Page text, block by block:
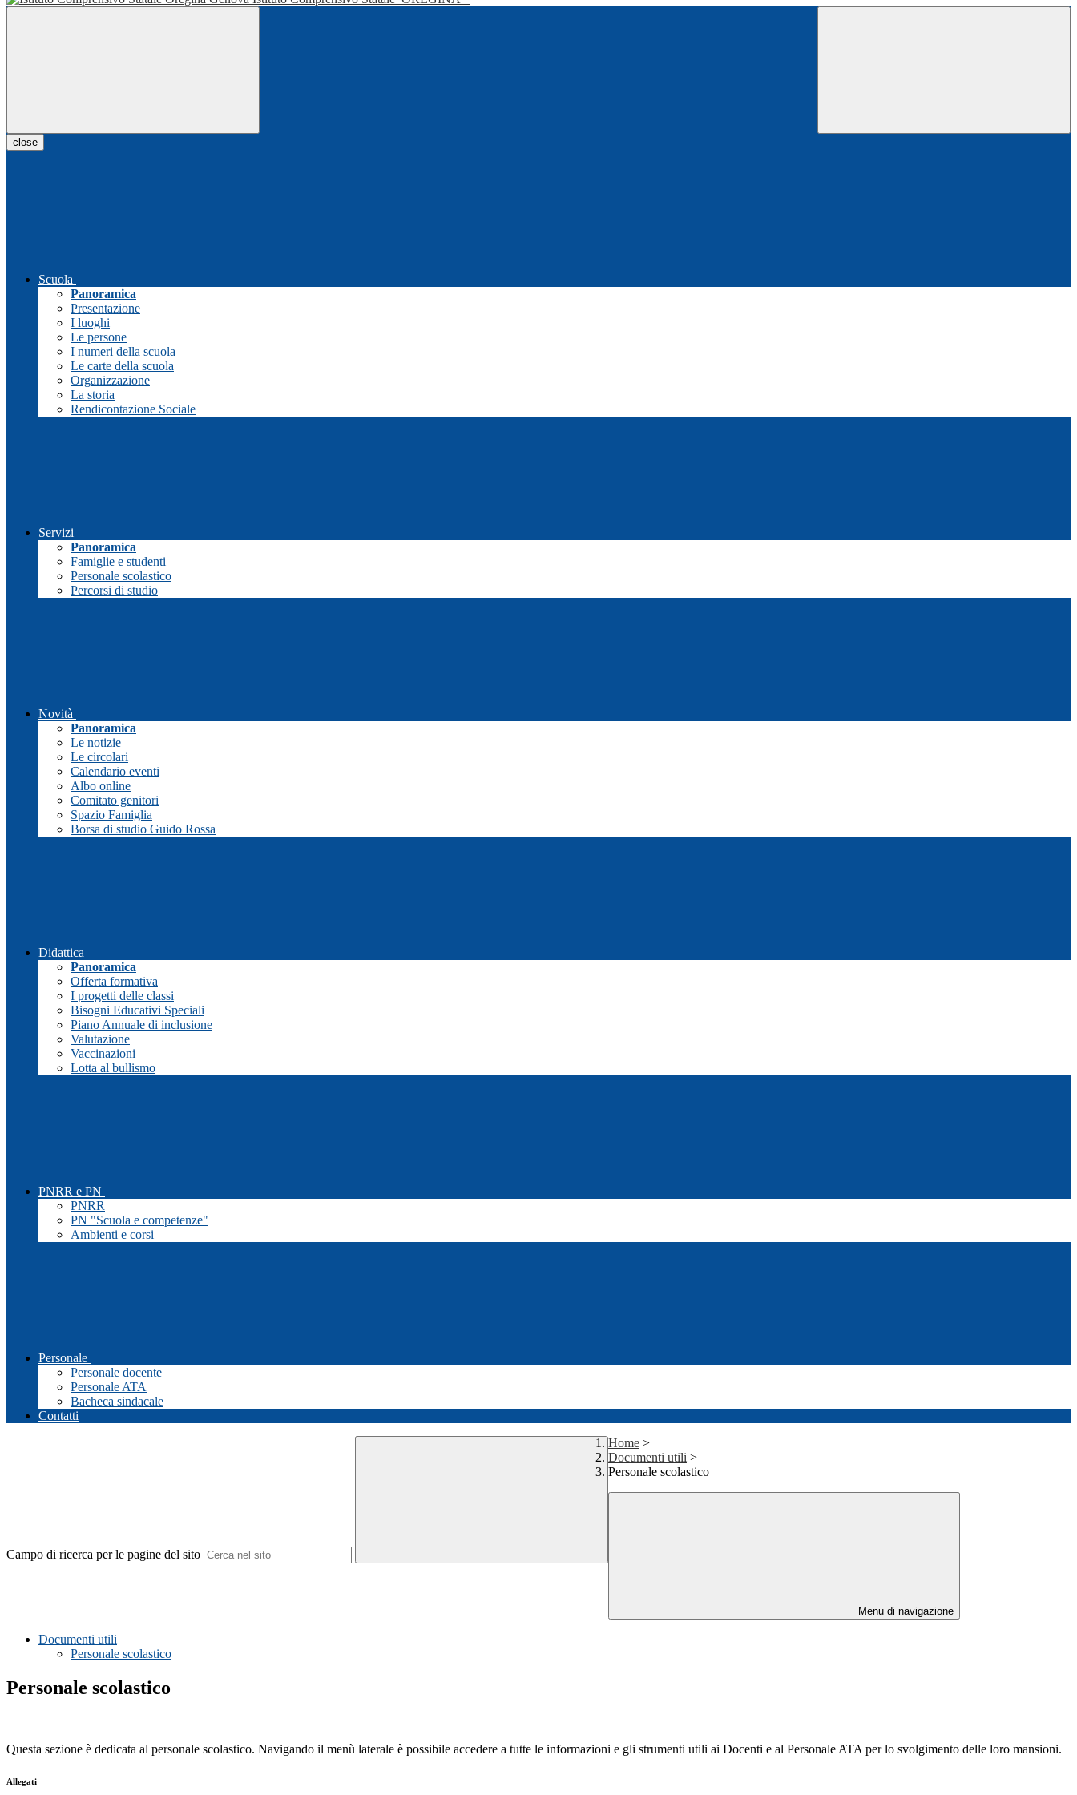
close
Scuola
Panoramica
Presentazione
I luoghi
Le persone
I numeri della scuola
Le carte della scuola
Organizzazione
La storia
Rendicontazione Sociale
Servizi
Panoramica
Famiglie e studenti
Personale scolastico
Percorsi di studio
Novità
Panoramica
Le notizie
Le circolari
Calendario eventi
Albo online
Comitato genitori
Spazio Famiglia
Borsa di studio Guido Rossa
Didattica
Panoramica
Offerta formativa
I progetti delle classi
Bisogni Educativi Speciali
Piano Annuale di inclusione
Valutazione
Vaccinazioni
Lotta al bullismo
PNRR e PN
PNRR
PN "Scuola e competenze"
Ambienti e corsi
Personale
Personale docente
Personale ATA
Bacheca sindacale
Contatti
Campo di ricerca per le pagine del sito
Home >
Documenti utili >
Personale scolastico
Menu di navigazione
Documenti utili
Personale scolastico
Personale scolastico
Questa sezione è dedicata al personale scolastico. Navigando il menù laterale è possibile accedere a tutte le informazioni e gli strumenti utili ai Docenti e al Personale ATA per lo svolgimento delle loro mansioni.
Allegati